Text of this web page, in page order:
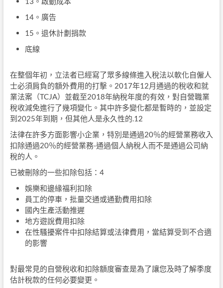
14。廣告
15。退休計劃捐款
底線
在整個年初，立法者已經寫了眾多線條進入稅法以軟化自僱人
士必須肩負的額外費用的打擊。2017年12月通過的稅收和就
業法案（TCJA）並截至2018年納稅年度的有效，對自營職業
稅收減免進行了幾項變化。其中許多變化都是暫時的，並設定
到2025年到期，但其他人是永久性的.12
法律在許多方面影響小企業，特別是通過20％的經營業務收入
扣除通過20％的經營業務-通過個人納稅人而不是通過公司納
稅的人。
已被刪除的一些扣除包括：4
娛樂和邊緣福利扣除
員工的停車，批量交通或通勤費用扣除
國內生產活動推遲
地方遊說費用扣除
在性騷擾案件中扣除結算或法律費用，當結算受到不合適
的影響
對最常見的自營稅收和扣除額度審查是為了讓您及時了解季度
估計稅款的任何必要變更。